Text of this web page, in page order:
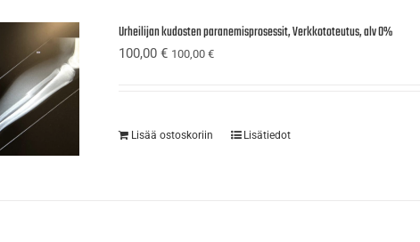
Urheilijan kudosten paranemisprosessit, Verkkototeutus, alv 0%
100,00€ 100,00€
Lisää ostoskoriin Lisätiedot